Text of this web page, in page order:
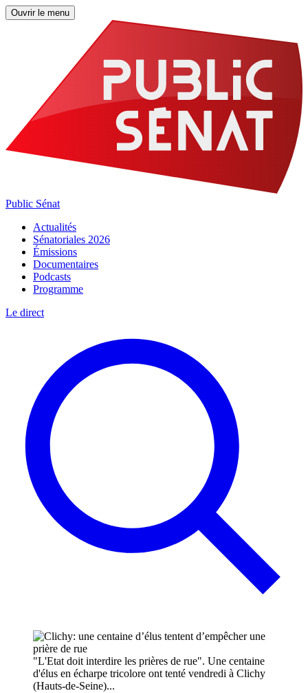
Ouvrir le menu
Public Sénat
Actualités
Sénatoriales 2026
Émissions
Documentaires
Podcasts
Programme
Le direct
"L'Etat doit interdire les prières de rue". Une centaine
d'élus en écharpe tricolore ont tenté vendredi à Clichy
(Hauts-de-Seine)...